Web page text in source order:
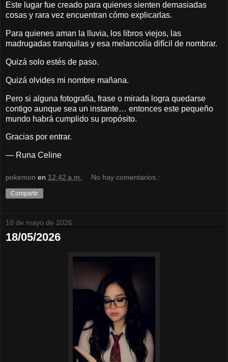
Este lugar fue creado para quienes sienten demasiadas
cosas y rara vez encuentran cómo explicarlas.
Para quienes aman la lluvia, los libros viejos, las
madrugadas tranquilas y esa melancolía difícil de nombrar.
Quizá solo estés de paso.
Quizá olvides mi nombre mañana.
Pero si alguna fotografía, frase o mirada logra quedarse
contigo aunque sea un instante… entonces este pequeño
mundo habrá cumplido su propósito.
Gracias por entrar.
— Runa Celine
pokemon en 12:42 a.m. No hay comentarios.:
Compartir
18 de mayo de 2026
18/05/2026